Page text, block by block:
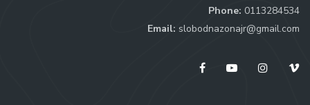
Phone: 0113284534
Email: slobodnazonajr@gmail.com